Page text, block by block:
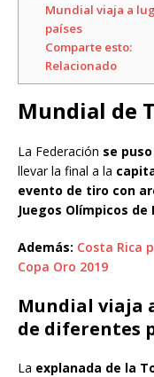
Mundial viaja a
países
Comparte esto:
Relacionado
Mundial de
La Federación se
llevar la final a la
evento de tiro con
Juegos Olímpicos de
Además: Costa Rica
Copa Oro 2019
Mundial viaja
de diferentes
La explanada de la